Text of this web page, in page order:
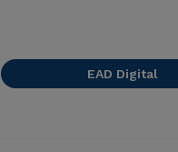
EAD Digital